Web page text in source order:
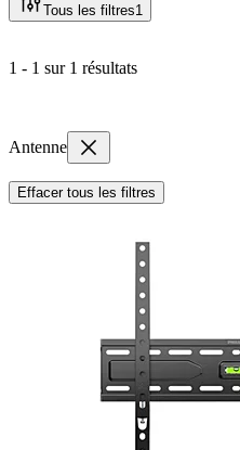
Tous les filtres1
1 - 1 sur 1 résultats
Antenne
Effacer tous les filtres